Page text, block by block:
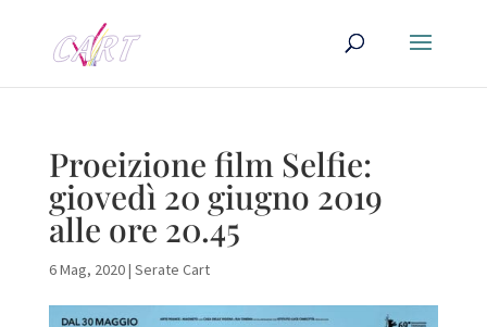
Proeizione film Selfie:
giovedì 20 giugno 2019
alle ore 20.45
6 Mag, 2020| Serate Cart